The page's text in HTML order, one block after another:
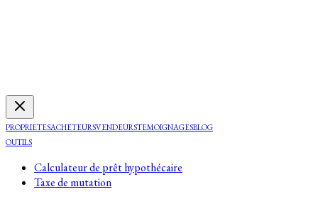
PROPRIETESACHETEURSVENDEURSTEMOIGNAGESBLOG
OUTILS
Calculateur de prêt hypothécaire
Taxe de mutation